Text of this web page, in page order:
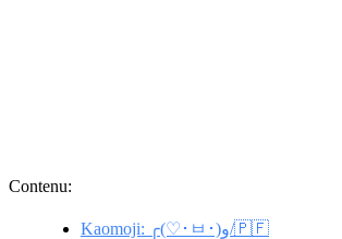
Contenu:
Kaomoji: ╭(♡･ㅂ･)و/🇵🇫